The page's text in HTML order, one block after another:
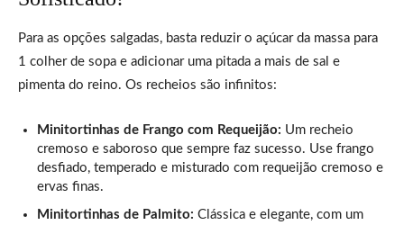
Para as opções salgadas, basta reduzir o açúcar da massa para
1 colher de sopa e adicionar uma pitada a mais de sal e
pimenta do reino. Os recheios são infinitos:
Minitortinhas de Frango com Requeijão: Um recheio
cremoso e saboroso que sempre faz sucesso. Use frango
desfiado, temperado e misturado com requeijão cremoso e
ervas finas.
Minitortinhas de Palmito: Clássica e elegante, com um